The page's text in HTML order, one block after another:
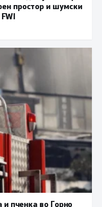
простор и шумски
и пченка во Горно